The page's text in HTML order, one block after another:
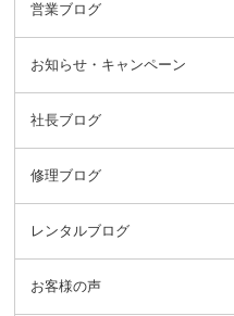
営業ブログ
お知らせ・キャンペーン
社長ブログ
修理ブログ
レンタルブログ
お客様の声